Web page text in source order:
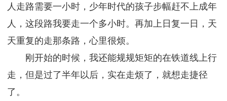
人走路需要一小时，少年时代的孩子步幅赶不上成年
人，这段路我要走一个多小时。再加上日复一日，天
天重复的走那条路，心里很烦。
刚开始的时候，我还能规规矩矩的在铁道线上行
走，但是过了半年以后，实在走烦了，就想走捷径
了。